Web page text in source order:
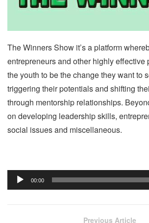
The Winners Show it’s a platform
entrepreneurs and other highly effective
the youth to be the change they want to
triggering their potentials and shifting
through mentorship relationships.
on developing leadership skills,
social issues and miscellaneous.
Audio
Player
00:00
Previous Article